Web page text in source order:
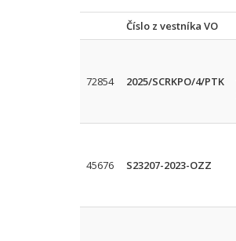
Číslo z vestníka VO
72854 2025/SCRKPO/4/PTK
45676 S23207-2023-OZZ